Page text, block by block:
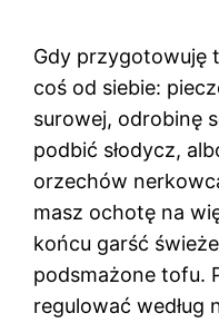
Gdy przygotowuję
coś od siebie:
surowej, odrobinę
podbić słodycz,
orzechów
masz ochotę na
końcu garść
podsmażone tofu.
regulować według